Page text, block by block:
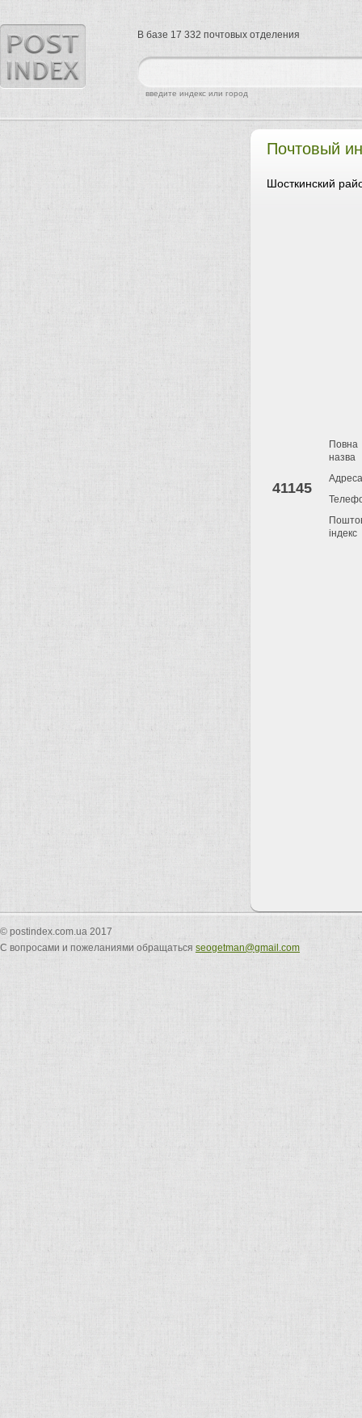
Почтовый
Шосткинский
41145
Повна
назва
Адреса
індекс
найти
введите индекс или город
В базе 17 332 почтовых отделения
© postindex.com.ua 2017
С вопросами и пожеланиями обращаться seogetman@gmail.com